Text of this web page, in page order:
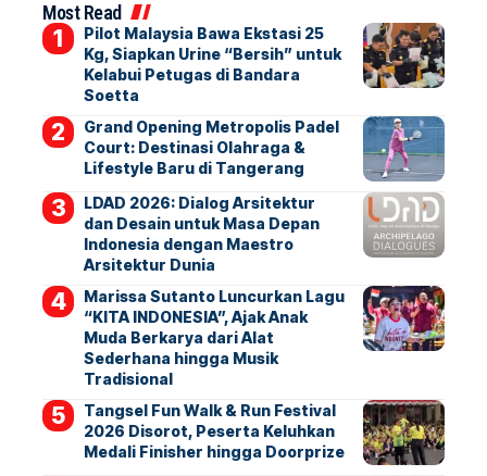
Most Read
Pilot Malaysia Bawa Ekstasi 25
Kg, Siapkan Urine “Bersih” untuk
Kelabui Petugas di Bandara
Soetta
Grand Opening Metropolis Padel
Court: Destinasi Olahraga &
Lifestyle Baru di Tangerang
LDAD 2026: Dialog Arsitektur
dan Desain untuk Masa Depan
Indonesia dengan Maestro
Arsitektur Dunia
Marissa Sutanto Luncurkan Lagu
“KITA INDONESIA”, Ajak Anak
Muda Berkarya dari Alat
Sederhana hingga Musik
Tradisional
Tangsel Fun Walk & Run Festival
2026 Disorot, Peserta Keluhkan
Medali Finisher hingga Doorprize